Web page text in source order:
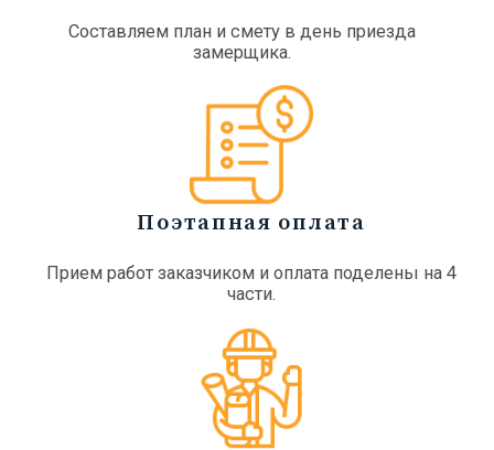
Составляем план и смету в день приезда
замерщика.
Поэтапная оплата
Прием работ заказчиком и оплата поделены на 4
части.